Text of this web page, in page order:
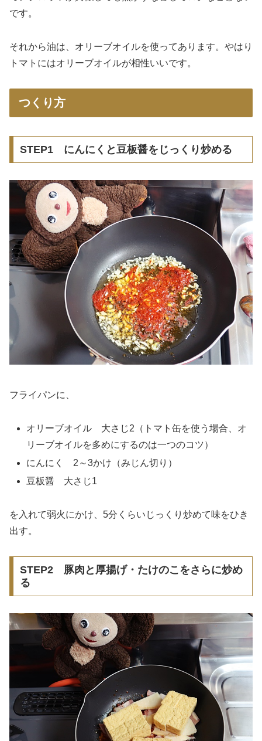
です。
それから油は、オリーブオイルを使ってあります。やはり
トマトにはオリーブオイルが相性いいです。
つくり方
STEP1 にんにくと豆板醤をじっくり炒める
フライパンに、
オリーブオイル 大さじ2（トマト缶を使う場合、オ
リーブオイルを多めにするのは一つのコツ）
にんにく 2～3かけ（みじん切り）
豆板醤 大さじ1
を入れて弱火にかけ、5分くらいじっくり炒めて味をひき
出す。
STEP2 豚肉と厚揚げ・たけのこをさらに炒め
る